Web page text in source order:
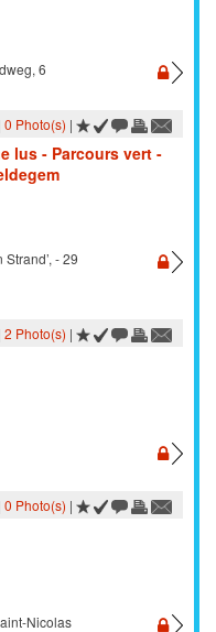
6
0 Photo(s) |
lus - Parcours vert -
- 29
2 Photo(s) |
0 Photo(s) |
Nicolas